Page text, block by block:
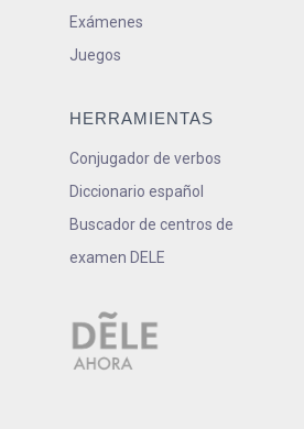
Exámenes
Juegos
HERRAMIENTAS
Conjugador de verbos
Diccionario español
Buscador de centros de
examen DELE